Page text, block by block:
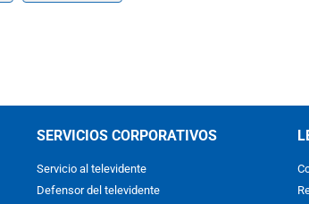
SERVICIOS CORPORATIVOS
Servicio al televidente
Defensor del televidente